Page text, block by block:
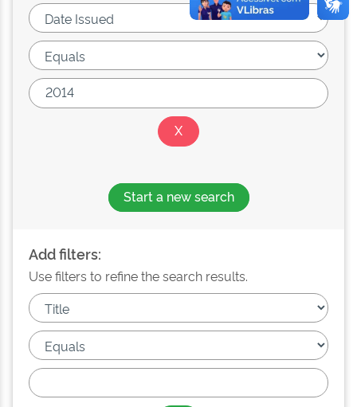
Start a new search
Add filters:
Use filters to refine the search results.